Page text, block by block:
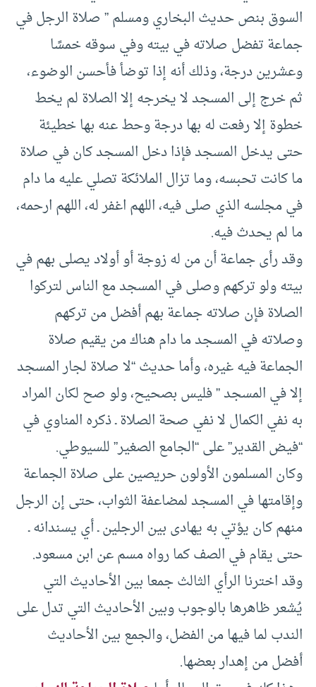
السوق بنص حديث البخاري ومسلم ” صلاة الرجل في
جماعة تفضل صلاته في بيته وفي سوقه خمسًا
وعشرين درجة، وذلك أنه إذا توضأ فأحسن الوضوء،
ثم خرج إلى المسجد لا يخرجه إلا الصلاة لم يخط
خطوة إلا رفعت له بها درجة وحط عنه بها خطيئة
حتى يدخل المسجد فإذا دخل المسجد كان في صلاة
ما كانت تحبسه، وما تزال الملائكة تصلي عليه ما دام
في مجلسه الذي صلى فيه، اللهم اغفر له، اللهم ارحمه،
ما لم يحدث فيه.
وقد رأى جماعة أن من له زوجة أو أولاد يصلى بهم في
بيته ولو تركهم وصلى في المسجد مع الناس لتركوا
الصلاة فإن صلاته جماعة بهم أفضل من تركهم
وصلاته في المسجد ما دام هناك من يقيم صلاة
الجماعة فيه غيره، وأما حديث “لا صلاة لجار المسجد
إلا في المسجد ” فليس بصحيح، ولو صح لكان المراد
به نفي الكمال لا نفي صحة الصلاة ـ ذكره المناوي في
“فيض القدير” على “الجامع الصغير” للسيوطي.
وكان المسلمون الأولون حريصين على صلاة الجماعة
وإقامتها في المسجد لمضاعفة الثواب، حتى إن الرجل
منهم كان يؤتي به يهادى بين الرجلين ـ أي يسندانه ـ
حتى يقام في الصف كما رواه مسم عن ابن مسعود.
وقد اخترنا الرأي الثالث جمعا بين الأحاديث التي
يُشعر ظاهرها بالوجوب وبين الأحاديث التي تدل على
الندب لما فيها من الفضل، والجمع بين الأحاديث
أفضل من إهدار بعضها.